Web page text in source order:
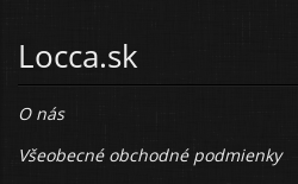
Locca.sk
O nás
Všeobecné obchodné podmienky